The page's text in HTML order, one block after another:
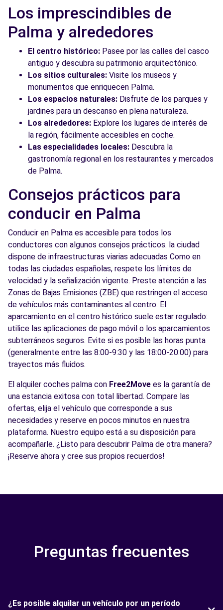
Los imprescindibles de
Palma y alrededores
El centro histórico: Pasee por las calles del casco
antiguo y descubra su patrimonio arquitectónico.
Los sitios culturales: Visite los museos y
monumentos que enriquecen Palma.
Los espacios naturales: Disfrute de los parques y
jardines para un descanso en plena naturaleza.
Los alrededores: Explore los lugares de interés de
la región, fácilmente accesibles en coche.
Las especialidades locales: Descubra la
gastronomía regional en los restaurantes y mercados
de Palma.
Consejos prácticos para
conducir en Palma
Conducir en Palma es accesible para todos los
conductores con algunos consejos prácticos. la ciudad
dispone de infraestructuras viarias adecuadas Como en
todas las ciudades españolas, respete los límites de
velocidad y la señalización vigente. Preste atención a las
Zonas de Bajas Emisiones (ZBE) que restringen el acceso
de vehículos más contaminantes al centro. El
aparcamiento en el centro histórico suele estar regulado:
utilice las aplicaciones de pago móvil o los aparcamientos
subterráneos seguros. Evite si es posible las horas punta
(generalmente entre las 8:00-9:30 y las 18:00-20:00) para
trayectos más fluidos.
El alquiler coches palma con Free2Move es la garantía de
una estancia exitosa con total libertad. Compare las
ofertas, elija el vehículo que corresponde a sus
necesidades y reserve en pocos minutos en nuestra
plataforma. Nuestro equipo está a su disposición para
acompañarle. ¿Listo para descubrir Palma de otra manera?
¡Reserve ahora y cree sus propios recuerdos!
Preguntas frecuentes
¿Es posible alquilar un vehículo por un período